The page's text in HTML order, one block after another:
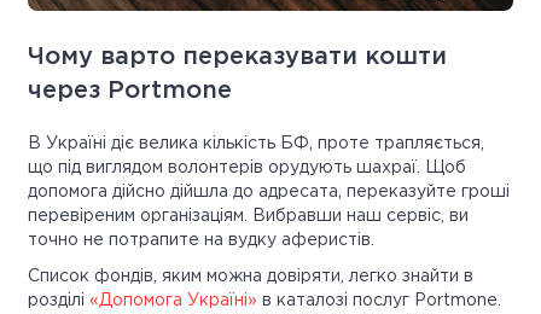
Чому варто переказувати кошти
через Portmone
В Україні діє велика кількість БФ, проте трапляється,
що під виглядом волонтерів орудують шахраї. Щоб
допомога дійсно дійшла до адресата, переказуйте гроші
перевіреним організаціям. Вибравши наш сервіс, ви
точно не потрапите на вудку аферистів.
Список фондів, яким можна довіряти, легко знайти в
розділі «Допомога Україні» в каталозі послуг Portmone.